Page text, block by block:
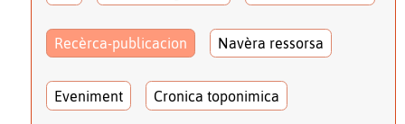
Recèrca-publicacion Navèra ressorsa
Eveniment Cronica toponimica